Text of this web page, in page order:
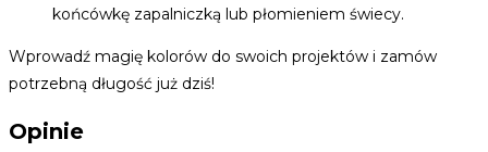
końcówkę zapalniczką lub płomieniem świecy.
Wprowadź magię kolorów do swoich projektów i zamów
potrzebną długość już dziś!
Opinie